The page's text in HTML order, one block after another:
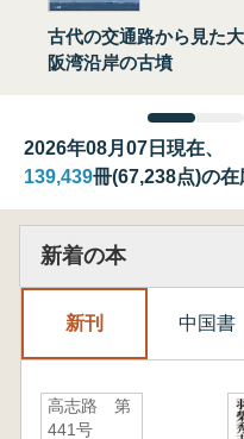
古代の交通路から見た大
阪湾沿岸の古墳
2026年08月07日現在、
139,439冊(67,238点)の
新着の本
新刊 中国書
高志路 第
441号